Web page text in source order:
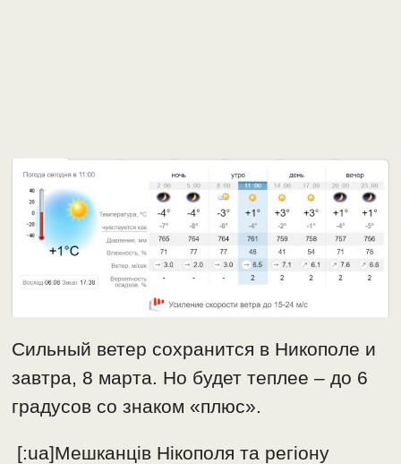
Сильный ветер сохранится в Никополе и
завтра, 8 марта. Но будет теплее – до 6
градусов со знаком «плюс».
[:ua]Мешканців Нікополя та регіону